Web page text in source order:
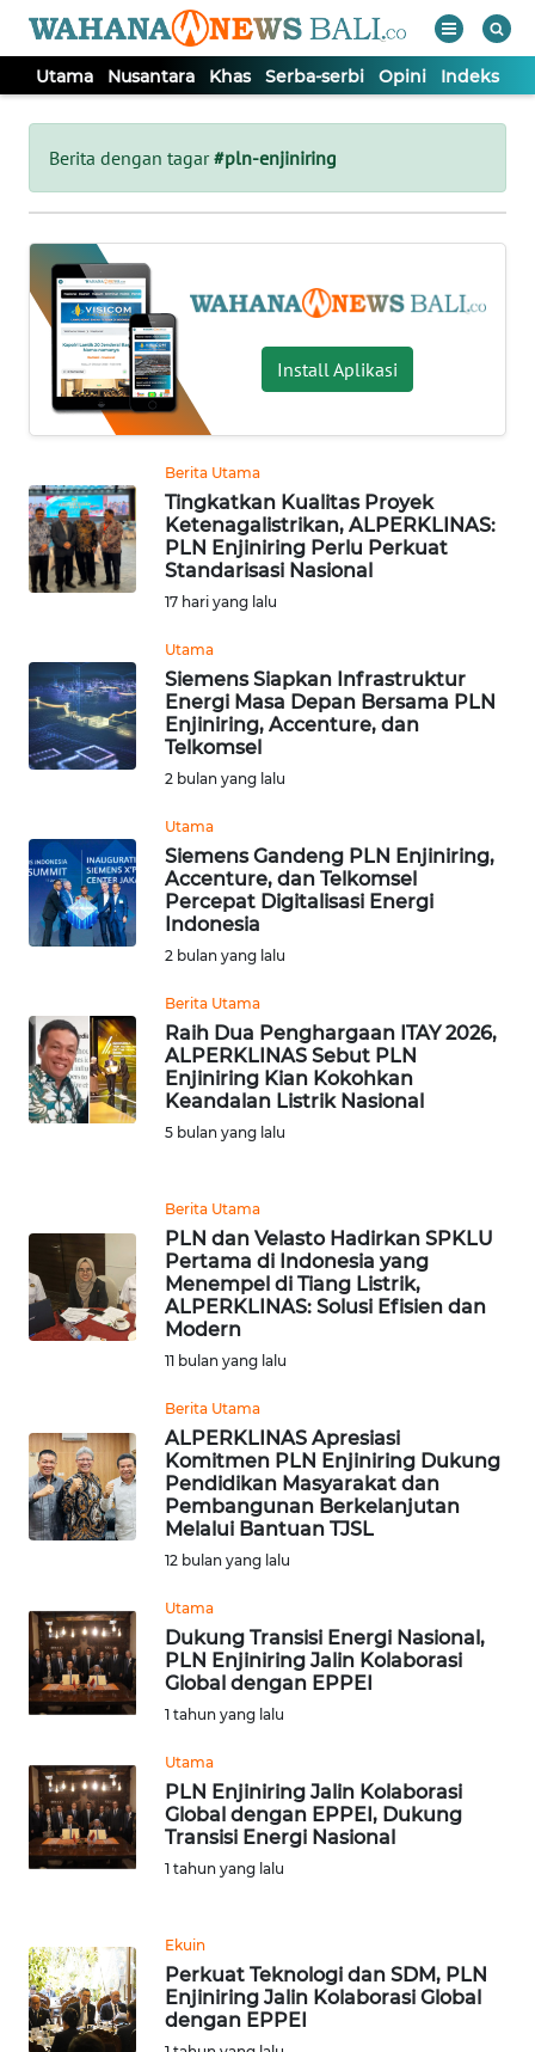
Utama Nusantara Khas Serba-serbi Opini Indeks
Berita dengan tagar#pln-enjiniring
Install Aplikasi
Berita Utama
Tingkatkan Kualitas Proyek
Ketenagalistrikan, ALPERKLINAS:
PLN Enjiniring Perlu Perkuat
Standarisasi Nasional
17 hari yang lalu
Utama
Siemens Siapkan Infrastruktur
Energi Masa Depan Bersama PLN
Enjiniring, Accenture, dan
Telkomsel
2 bulan yang lalu
Utama
Siemens Gandeng PLN Enjiniring,
Accenture, dan Telkomsel
Percepat Digitalisasi Energi
Indonesia
2 bulan yang lalu
Berita Utama
Raih Dua Penghargaan ITAY 2026,
ALPERKLINAS Sebut PLN
Enjiniring Kian Kokohkan
Keandalan Listrik Nasional
5 bulan yang lalu
Berita Utama
PLN dan Velasto Hadirkan SPKLU
Pertama di Indonesia yang
Menempel di Tiang Listrik,
ALPERKLINAS: Solusi Efisien dan
Modern
11 bulan yang lalu
Berita Utama
ALPERKLINAS Apresiasi
Komitmen PLN Enjiniring Dukung
Pendidikan Masyarakat dan
Pembangunan Berkelanjutan
Melalui Bantuan TJSL
12 bulan yang lalu
Utama
Dukung Transisi Energi Nasional,
PLN Enjiniring Jalin Kolaborasi
Global dengan EPPEI
1 tahun yang lalu
Utama
PLN Enjiniring Jalin Kolaborasi
Global dengan EPPEI, Dukung
Transisi Energi Nasional
1 tahun yang lalu
Ekuin
Perkuat Teknologi dan SDM, PLN
Enjiniring Jalin Kolaborasi Global
dengan EPPEI
Tutup
UTAMA
NUSANTARA
KHAS
SERBA-
SERBI
OPINI
Informasi
KONTAK
KAMI
TENTANG
KAMI
SIBER
REDAKSI
Wahana
News
Regional
WN
JAKARTA
WN
BANTEN
NTT
WN
KEPRI
PAPUA
WN
PAPUA